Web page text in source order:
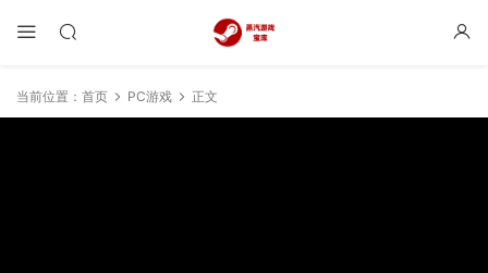
当前位置： 首页 PC游戏 正文
50% 75% 100%